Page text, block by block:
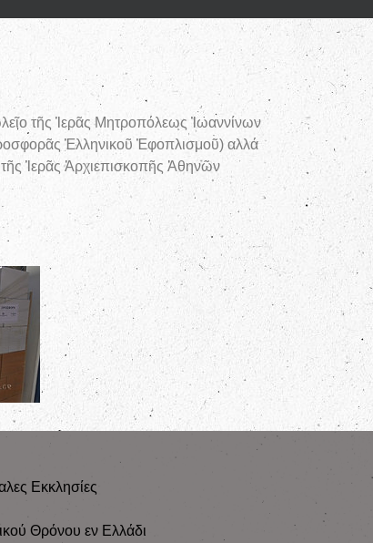
τῆς Ἱερᾶς Μητροπόλεως Ἰωαννίνων
Ἑλληνικοῦ Ἐφοπλισμοῦ) αλλά
Ἱερᾶς Ἀρχιεπισκοπῆς Ἀθηνῶν
Εκκλησίες
Θρόνου εν Ελλάδι